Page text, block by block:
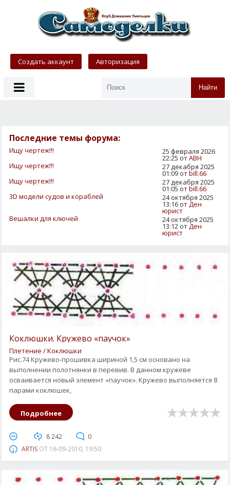
Создать аккаунт Авторизация
Найти
Последние темы форума:
Ищу чертеж!!! 25 февраля 2026
22:25 отАВН
Ищу чертеж!!!
27 декабря 2025
01:09 отbill.66
Ищу чертеж!!!
27 декабря 2025
01:05 отbill.66
3D модели судов и кораблей
24 октября 2025
13:16 отДен
юрист
Вешалки для ключей
24 октября 2025
13:12 отДен
юрист
Коклюшки. Кружево «паучок»
Плетение /Коклюшки
Рис.74 Кружево-прошивка шириной 1,5 см основано на
выполнении полотнянки в перевив. В данном кружеве
осваивается новый элемент «паучок». Кружево выполняется 8
парами коклюшек,
Подробнее
8 242
0
ARTISОТ 16-09-2010, 19:50